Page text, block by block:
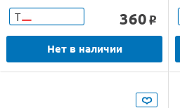
Т 360 o
Нет в наличии